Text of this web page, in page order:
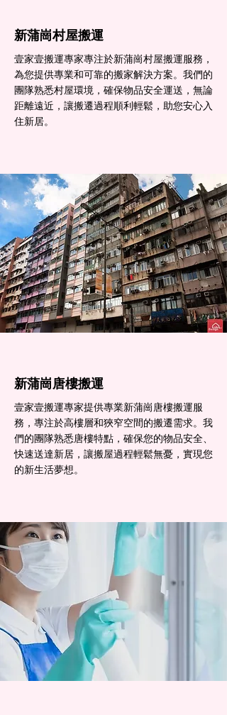
新蒲崗村屋搬運
壹家壹搬運專家專注於新蒲崗村屋搬運服務，
為您提供專業和可靠的搬家解決方案。我們的
團隊熟悉村屋環境，確保物品安全運送，無論
距離遠近，讓搬遷過程順利輕鬆，助您安心入
住新居。
新蒲崗​唐樓搬運
壹家壹搬運專家提供專業新蒲崗唐樓搬運服
務，專注於高樓層和狹窄空間的搬遷需求。我
們的團隊熟悉唐樓特點，確保您的物品安全、
快速送達新居，讓搬屋過程輕鬆無憂，實現您
的新生活夢想。